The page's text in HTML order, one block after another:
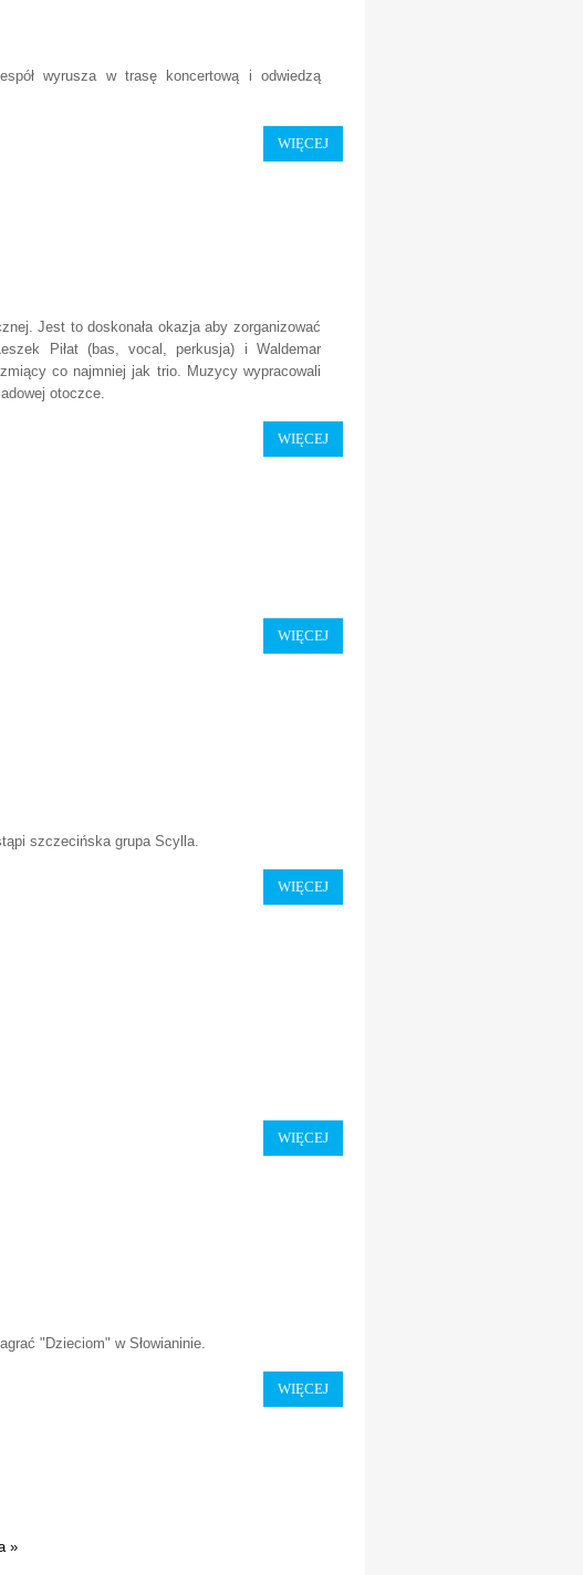
wyrusza w trasę koncertową i odwiedzą
WIĘCEJ
Jest to doskonała okazja aby zorganizować
Piłat (bas, vocal, perkusja) i Waldemar
co najmniej jak trio. Muzycy wypracowali
otoczce.
WIĘCEJ
WIĘCEJ
szczecińska grupa Scylla.
WIĘCEJ
WIĘCEJ
"Dzieciom" w Słowianinie.
WIĘCEJ
»